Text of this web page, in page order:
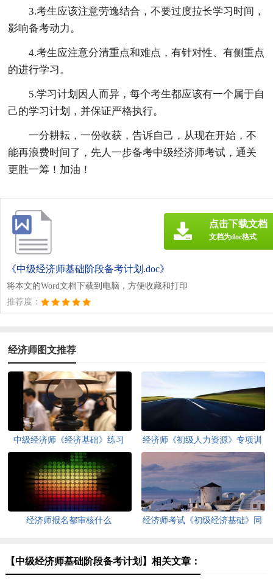
3.考生应该注意劳逸结合，不要过度拉长学习时间，
影响备考动力。
4.考生应注意分清重点和难点，有针对性、有侧重点
的进行学习。
5.学习计划因人而异，每个考生都应该有一个属于自
己的学习计划，并保证严格执行。
一分耕耘，一份收获，告诉自己，从现在开始，不
能再浪费时间了，先人一步备考中级经济师考试，通关
更胜一筹！加油！
《中级经济师基础阶段备考计划.doc》
将本文的Word文档下载到电脑，方便收藏和打印
推荐度：
点击下载文档
文档为doc格式
经济师图文推荐
中级经济师《经济基础》练习
经济师《初级人力资源》专项训
练
经济师报名都审核什么
经济师考试《初级经济基础》同
【中级经济师基础阶段备考计划】相关文章：